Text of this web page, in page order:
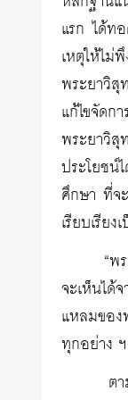
แรก ได้ท
เหตุให้ไม่
พระยาวิ
แก้ไขจัด
พระยาวิสุ
ประโยชน์
ศึกษา ที่จ
เรียบเรีย
“พ
จะเห็นได้
แหลมของ
ทุกอย่าง
ต